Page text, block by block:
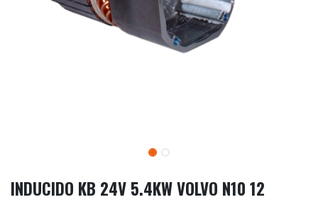
INDUCIDO KB 24V 5.4KW VOLVO N10 12